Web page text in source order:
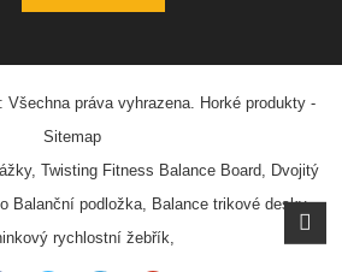
práva vyhrazena. Horké produkty -
Sitemap
, Twisting Fitness Balance Board
Dvojitý
Balanční podložka Balance trikové desky,
rychlostní žebřík